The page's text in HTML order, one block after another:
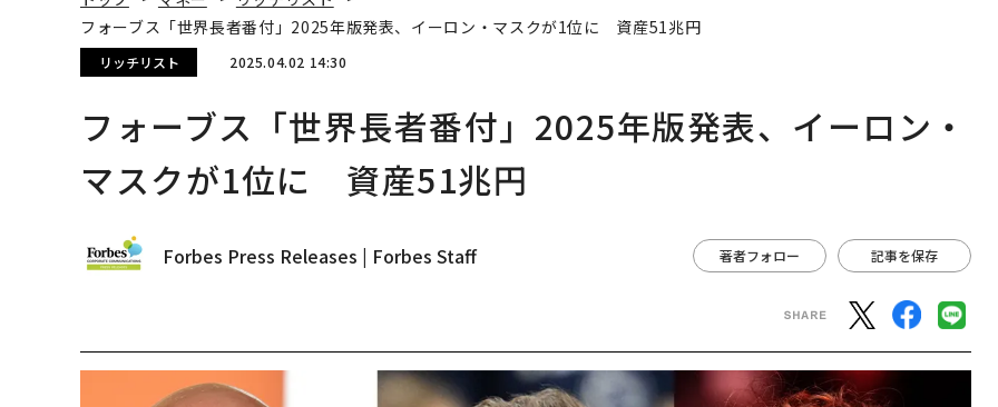
フォーブス「世界長者番付」2025年版発表、イーロン・マスクが1位に 資産51兆円
リッチリスト 2025.04.02 14:30
フォーブス「世界長者番付」2025年版発表、イーロン・
マスクが1位に 資産51兆円
Forbes Press Releases | Forbes Staff 著者フォロー 記事を保存